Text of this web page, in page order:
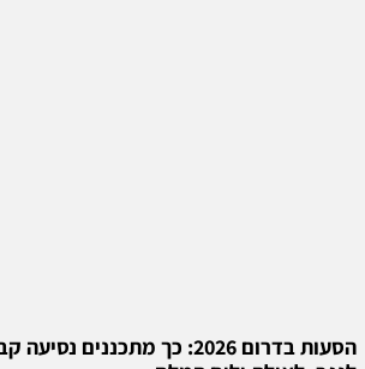
הסעות בדרום 2026: כך מתכננים